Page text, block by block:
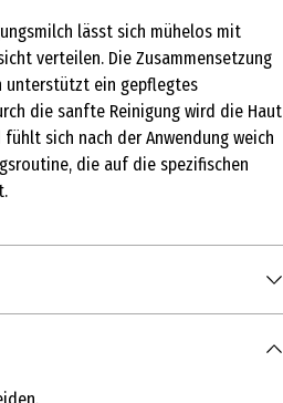
lässt sich mühelos mit
verteilen. Die Zusammensetzung
ein gepflegtes
die sanfte Reinigung wird die Haut
sich nach der Anwendung weich
die auf die spezifischen